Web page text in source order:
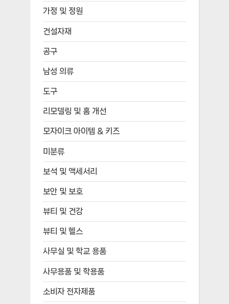
가정 및 정원
건설자재
공구
남성 의류
도구
리모델링 및 홈 개선
모자이크 아이템 & 키즈
미분류
보석 및 액세서리
보안 및 보호
뷰티 및 건강
뷰티 및 헬스
사무실 및 학교 용품
사무용품 및 학용품
소비자 전자제품